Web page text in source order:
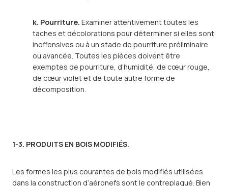
k. Pourriture. Examiner attentivement toutes les
taches et décolorations pour déterminer si elles sont
inoffensives ou à un stade de pourriture préliminaire
ou avancée. Toutes les pièces doivent être
exemptes de pourriture, d’humidité, de cœur rouge,
de cœur violet et de toute autre forme de
décomposition.
1-3. PRODUITS EN BOIS MODIFIÉS.
Les formes les plus courantes de bois modifiés utilisées
dans la construction d’aéronefs sont le contreplaqué. Bien